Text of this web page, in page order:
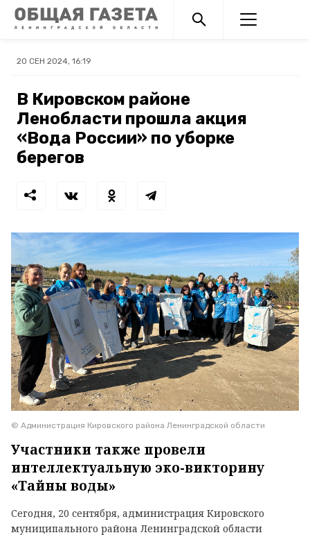
20 СЕН 2024, 16:19
В Кировском районе
Ленобласти прошла акция
«Вода России» по уборке
берегов
© Администрация Кировского района Ленинградской области
Участники также провели
интеллектуальную эко-викторину
«Тайны воды»
Сегодня, 20 сентября, администрация Кировского
муниципального района Ленинградской области